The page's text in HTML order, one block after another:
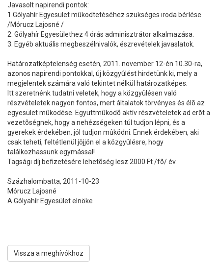
Javasolt napirendi pontok:
1.Gólyahír Egyesület mûködtetéséhez szükséges iroda bérlése
/Mórucz Lajosné /
2. Gólyahír Egyesülethez 4 órás adminisztrátor alkalmazása.
3. Egyéb aktuális megbeszélnivalók, észrevételek javaslatok.
Határozatképtelenség esetén, 2011. november 12-én 10.30-ra,
azonos napirendi pontokkal, új közgyûlést hirdetünk ki, mely a
megjelentek számára való tekintet nélkül határozatképes.
Itt szeretnénk tudatni veletek, hogy a közgyûlésen való
részvételetek nagyon fontos, mert általatok törvényes és élõ az
egyesület mûködése. Együttmûködõ aktív részvételetek ad erõt a
vezetõségnek, hogy a nehézségeken túl tudjon lépni, és a
gyerekek érdekében, jól tudjon mûködni. Ennek érdekében, aki
csak teheti, feltétlenül jöjjön el a közgyûlésre, hogy
találkozhassunk egymással!
Tagsági díj befizetésére lehetõség lesz 2000 Ft /fõ/ év.
Százhalombatta, 2011-10-23
Mórucz Lajosné
A Gólyahír Egyesület elnöke
Vissza a meghívókhoz